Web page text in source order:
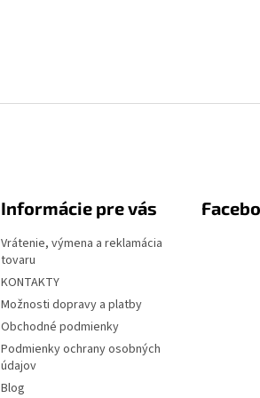
Informácie pre vás
Vrátenie, výmena a reklamácia
tovaru
KONTAKTY
Možnosti dopravy a platby
Obchodné podmienky
Podmienky ochrany osobných
údajov
Blog